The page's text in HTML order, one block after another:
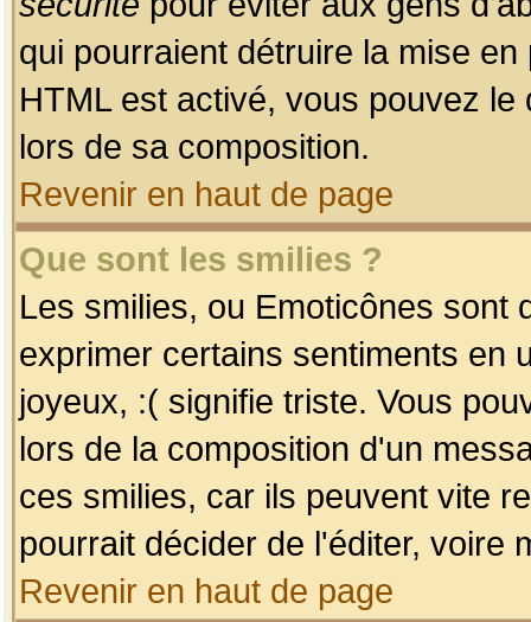
qui pourraient détruire la mise
HTML est activé, vous pouvez
lors de sa composition.
Revenir en haut de page
Que sont les smilies ?
Les smilies, ou Emoticônes sont
exprimer certains sentiments en
joyeux, :( signifie triste. Vous
lors de la composition d'un
ces smilies, car ils peuvent vite
pourrait décider de l'éditer, voire
Revenir en haut de page